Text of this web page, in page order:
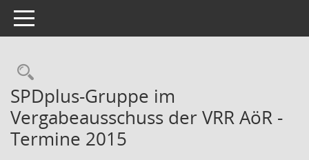
Toggle navigation
Rechercheauswahl
SPDplus-Gruppe im
Vergabeausschuss der VRR AöR -
Termine 2015